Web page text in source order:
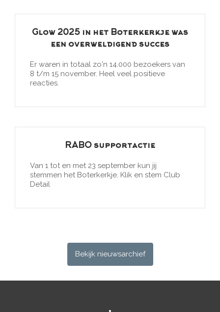
Glow 2025 in het Boterkerkje was
een overweldigend succes
Er waren in totaal zo'n 14.000 bezoekers van
8 t/m 15 november. Heel veel positieve
reacties.
RABO supportactie
Van 1 tot en met 23 september kun jij
stemmen het Boterkerkje. Klik en stem Club
Detail
Bekijk nieuwsarchief